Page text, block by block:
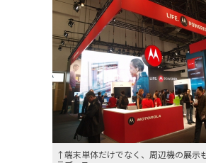
↑端末単体だけでなく、周辺機の展示